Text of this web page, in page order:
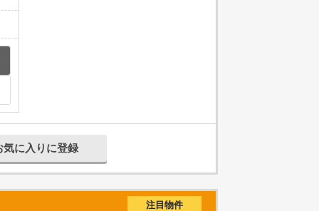
気に入りに登録
注目物件